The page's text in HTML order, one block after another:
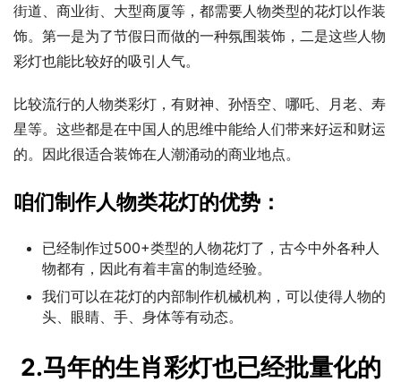
街道、商业街、大型商厦等，都需要人物类型的花灯以作装
饰。第一是为了节假日而做的一种氛围装饰，二是这些人物
彩灯也能比较好的吸引人气。
比较流行的人物类彩灯，有财神、孙悟空、哪吒、月老、寿
星等。这些都是在中国人的思维中能给人们带来好运和财运
的。因此很适合装饰在人潮涌动的商业地点。
咱们制作人物类花灯的优势：
已经制作过500+类型的人物花灯了，古今中外各种人
物都有，因此有着丰富的制造经验。
我们可以在花灯的内部制作机械机构，可以使得人物的
头、眼睛、手、身体等有动态。
2.马年的生肖彩灯也已经批量化的